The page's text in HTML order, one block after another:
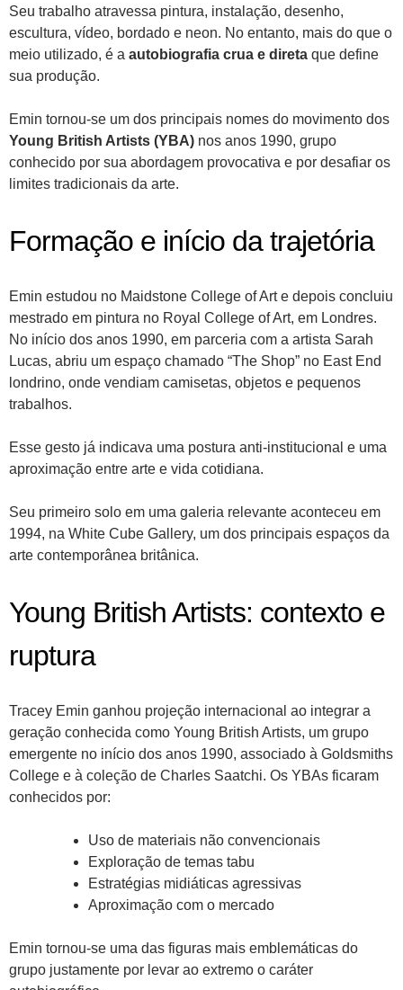
Seu trabalho atravessa pintura, instalação, desenho,
escultura, vídeo, bordado e neon. No entanto, mais do que o
meio utilizado, é a autobiografia crua e direta que define
sua produção.
Emin tornou-se um dos principais nomes do movimento dos
Young British Artists (YBA) nos anos 1990, grupo
conhecido por sua abordagem provocativa e por desafiar os
limites tradicionais da arte.
Formação e início da trajetória
Emin estudou no Maidstone College of Art e depois concluiu
mestrado em pintura no Royal College of Art, em Londres.
No início dos anos 1990, em parceria com a artista Sarah
Lucas, abriu um espaço chamado “The Shop” no East End
londrino, onde vendiam camisetas, objetos e pequenos
trabalhos.
Esse gesto já indicava uma postura anti-institucional e uma
aproximação entre arte e vida cotidiana.
Seu primeiro solo em uma galeria relevante aconteceu em
1994, na White Cube Gallery, um dos principais espaços da
arte contemporânea britânica.
Young British Artists: contexto e
ruptura
Tracey Emin ganhou projeção internacional ao integrar a
geração conhecida como Young British Artists, um grupo
emergente no início dos anos 1990, associado à Goldsmiths
College e à coleção de Charles Saatchi. Os YBAs ficaram
conhecidos por:
Uso de materiais não convencionais
Exploração de temas tabu
Estratégias midiáticas agressivas
Aproximação com o mercado
Emin tornou-se uma das figuras mais emblemáticas do
grupo justamente por levar ao extremo o caráter